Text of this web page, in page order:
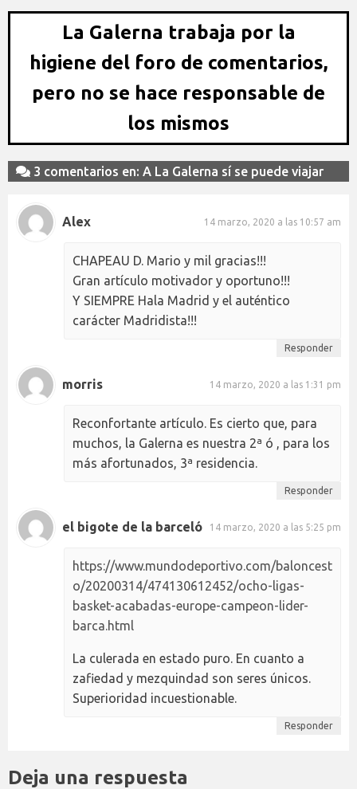
La Galerna trabaja por la
higiene del foro de comentarios,
pero no se hace responsable de
los mismos
3 comentarios en: A La Galerna sí se puede viajar
Alex 14 marzo, 2020 a las 10:57 am
CHAPEAU D. Mario y mil gracias!!!
Gran artículo motivador y oportuno!!!
Y SIEMPRE Hala Madrid y el auténtico
carácter Madridista!!!
Responder
morris 14 marzo, 2020 a las 1:31 pm
Reconfortante artículo. Es cierto que, para
muchos, la Galerna es nuestra 2ª ó , para los
más afortunados, 3ª residencia.
Responder
el bigote de la barceló 14 marzo, 2020 a las 5:25 pm
https://www.mundodeportivo.com/baloncest
o/20200314/474130612452/ocho-ligas-
basket-acabadas-europe-campeon-lider-
barca.html
La culerada en estado puro. En cuanto a
zafiedad y mezquindad son seres únicos.
Superioridad incuestionable.
Responder
Deja una respuesta